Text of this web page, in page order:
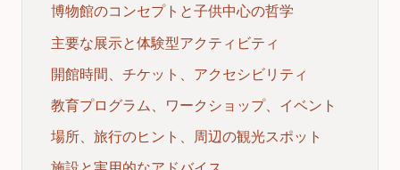
博物館のコンセプトと子供中心の哲学
主要な展示と体験型アクティビティ
開館時間、チケット、アクセシビリティ
教育プログラム、ワークショップ、イベント
場所、旅行のヒント、周辺の観光スポット